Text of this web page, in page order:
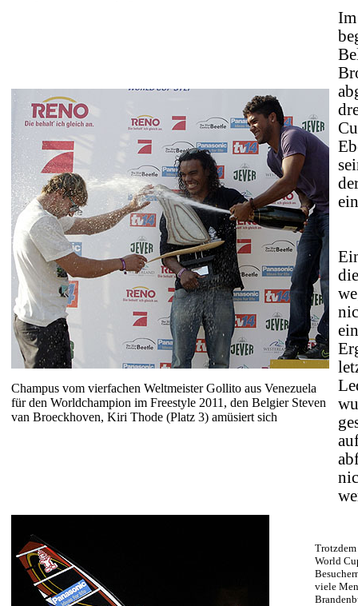
Champus vom vierfachen Weltmeister Gollito aus Venezuela
für den Worldchampion im Freestyle 2011, den Belgier Steven
van Broeckhoven, Kiri Thode (Platz 3) amüsiert sich
World
viele